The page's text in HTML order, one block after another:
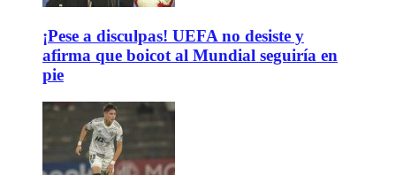
¡Pese a disculpas! UEFA no desiste y
afirma que boicot al Mundial seguiría en
pie